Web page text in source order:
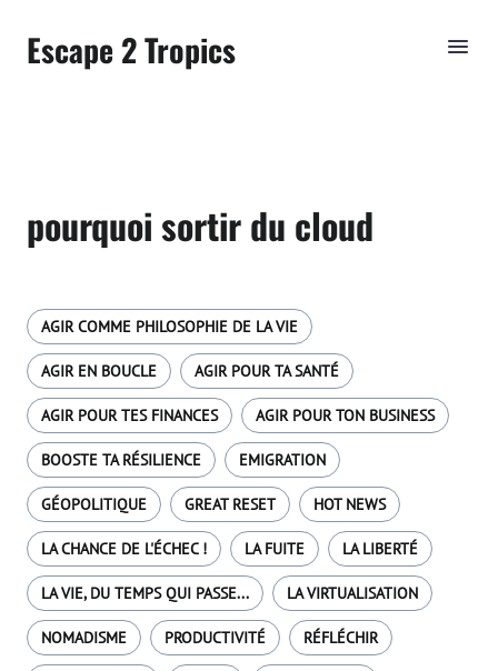
Escape 2 Tropics
pourquoi sortir du cloud
AGIR COMME PHILOSOPHIE DE LA VIE
AGIR EN BOUCLE AGIR POUR TA SANTÉ
AGIR POUR TES FINANCES AGIR POUR TON BUSINESS
BOOSTE TA RÉSILIENCE EMIGRATION
GÉOPOLITIQUE GREAT RESET HOT NEWS
LA CHANCE DE L'ÉCHEC ! LA FUITE LA LIBERTÉ
LA VIE, DU TEMPS QUI PASSE... LA VIRTUALISATION
NOMADISME PRODUCTIVITÉ RÉFLÉCHIR